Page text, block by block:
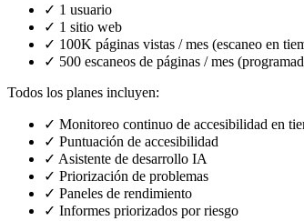
✓ 1 usuario
✓ 1 sitio web
✓ 100K páginas vistas / mes (escaneo en
✓ 500 escaneos de páginas / mes
Todos los planes incluyen:
✓ Monitoreo continuo de accesibilidad en
✓ Puntuación de accesibilidad
✓ Asistente de desarrollo IA
✓ Priorización de problemas
✓ Paneles de rendimiento
✓ Informes priorizados por riesgo